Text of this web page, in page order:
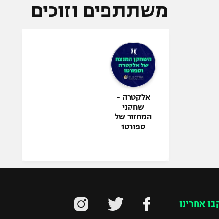
משתתפים וזוכים
אלקטרה -
שחקני
המחזור של
ספורט1
אחרינו